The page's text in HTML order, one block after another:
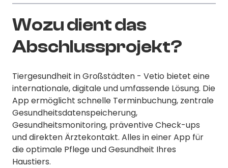
Wozu dient das
Abschlussprojekt?
Tiergesundheit in Großstädten - Vetio bietet eine
internationale, digitale und umfassende Lösung. Die
App ermöglicht schnelle Terminbuchung, zentrale
Gesundheitsdatenspeicherung,
Gesundheitsmonitoring, präventive Check-ups
und direkten Ärztekontakt. Alles in einer App für
die optimale Pflege und Gesundheit Ihres
Haustiers.